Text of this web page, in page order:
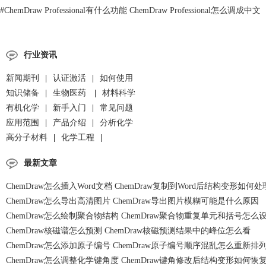
#ChemDraw Professional有什么功能 ChemDraw Professional怎么调成中文
行业资讯
新闻期刊 认证激活
如何使用
知识储备
生物医药
材料科学
有机化学
新手入门
常见问题
应用范围
产品介绍
分析化学
高分子材料
化学工程
最新文章
ChemDraw怎么插入Word文档 ChemDraw复制到Word后结构变形如何处
ChemDraw怎么导出高清图片 ChemDraw导出图片模糊可能是什么原因
ChemDraw怎么绘制聚合物结构 ChemDraw聚合物重复单元和括号怎么
ChemDraw核磁谱怎么预测 ChemDraw核磁预测结果中的峰位怎么看
ChemDraw怎么添加原子编号 ChemDraw原子编号顺序混乱怎么重新排列
ChemDraw怎么调整化学键角度 ChemDraw键角修改后结构变形如何恢复